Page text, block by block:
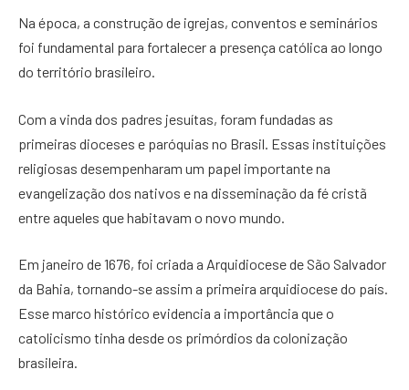
Na época, a construção de igrejas, conventos e seminários
foi fundamental para fortalecer a presença católica ao longo
do território brasileiro.
Com a vinda dos padres jesuítas, foram fundadas as
primeiras dioceses e paróquias no Brasil. Essas instituições
religiosas desempenharam um papel importante na
evangelização dos nativos e na disseminação da fé cristã
entre aqueles que habitavam o novo mundo.
Em janeiro de 1676, foi criada a Arquidiocese de São Salvador
da Bahia, tornando-se assim a primeira arquidiocese do país.
Esse marco histórico evidencia a importância que o
catolicismo tinha desde os primórdios da colonização
brasileira.